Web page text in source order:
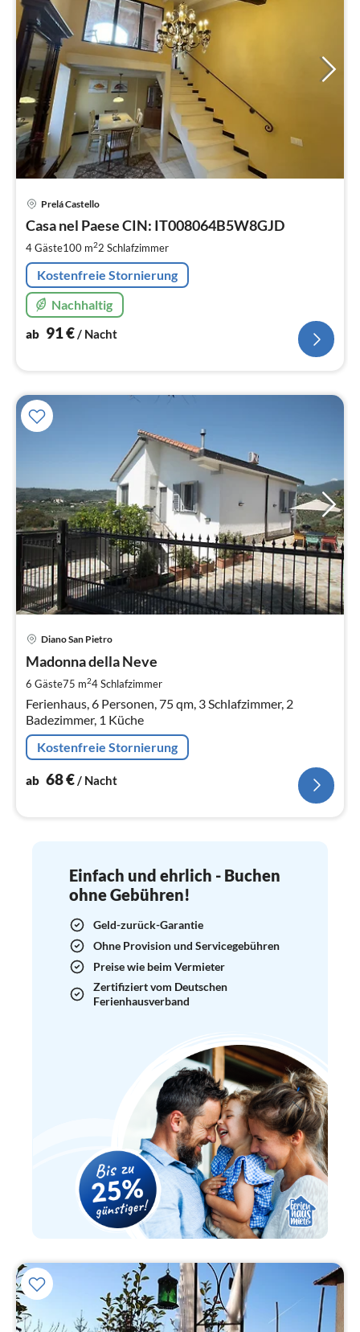
Prelá Castello
Casa nel Paese CIN: IT008064B5W8GJD
4 Gäste100 m22 Schlafzimmer
Kostenfreie Stornierung
Nachhaltig
ab 91€/ Nacht
Diano San Pietro
Madonna della Neve
6 Gäste75 m24Schlafzimmer
Ferienhaus, 6 Personen, 75 qm, 3 Schlafzimmer, 2
Badezimmer, 1 Küche
Kostenfreie Stornierung
ab 68€/ Nacht
Einfach und ehrlich - Buchen
ohne Gebühren!
Geld-zurück-Garantie
Ohne Provision und Servicegebühren
Preise wie beim Vermieter
Zertifiziert vom Deutschen
Ferienhausverband